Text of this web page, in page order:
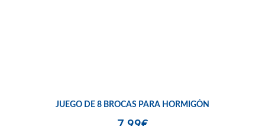
JUEGO DE 8 BROCAS PARA HORMIGÓN